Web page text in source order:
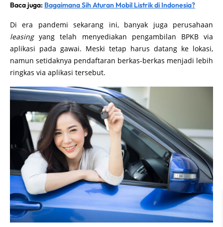
Baca juga: Bagaimana Sih Aturan Mobil Listrik di Indonesia?
Di era pandemi sekarang ini, banyak juga perusahaan
leasingyang telah menyediakan pengambilan BPKB via
aplikasi pada gawai. Meski tetap harus datang ke lokasi,
namun setidaknya pendaftaran berkas-berkas menjadi lebih
ringkas via aplikasi tersebut.